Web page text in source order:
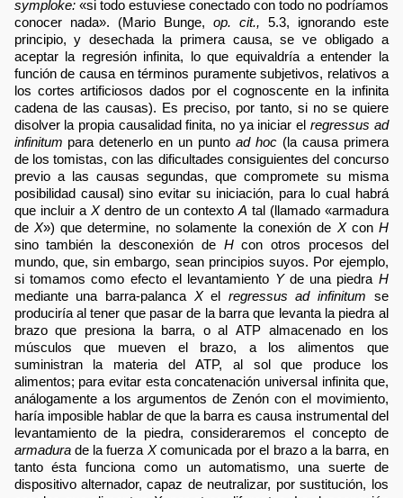
symploke:«si todo estuviese conectado con todo no podríamos
conocer nada». (Mario Bunge, op. cit., 5.3, ignorando este
principio, y desechada la primera causa, se ve obligado a
aceptar la regresión infinita, lo que equivaldría a entender la
función de causa en términos puramente subjetivos, relativos a
los cortes artificiosos dados por el cognoscente en la infinita
cadena de las causas). Es preciso, por tanto, si no se quiere
disolver la propia causalidad finita, no ya iniciar el regressus ad
infinitum para detenerlo en un punto ad hoc(la causa primera
de los tomistas, con las dificultades consiguientes del concurso
previo a las causas segundas, que compromete su misma
posibilidad causal) sino evitar su iniciación, para lo cual habrá
que incluir a Xdentro de un contexto A tal (llamado «armadura
de X») que determine, no solamente la conexión de Xcon H
sino también la desconexión de Hcon otros procesos del
mundo, que, sin embargo, sean principios suyos. Por ejemplo,
si tomamos como efecto el levantamiento Yde una piedra H
mediante una barra-palanca Xel regressus ad infinitum se
produciría al tener que pasar de la barra que levanta la piedra al
brazo que presiona la barra, o al ATP almacenado en los
músculos que mueven el brazo, a los alimentos que
suministran la materia del ATP, al sol que produce los
alimentos; para evitar esta concatenación universal infinita que,
análogamente a los argumentos de Zenón con el movimiento,
haría imposible hablar de que la barra es causa instrumental del
levantamiento de la piedra, consideraremos el concepto de
armadurade la fuerza Xcomunicada por el brazo a la barra, en
tanto ésta funciona como un automatismo, una suerte de
dispositivo alternador, capaz de neutralizar, por sustitución, los